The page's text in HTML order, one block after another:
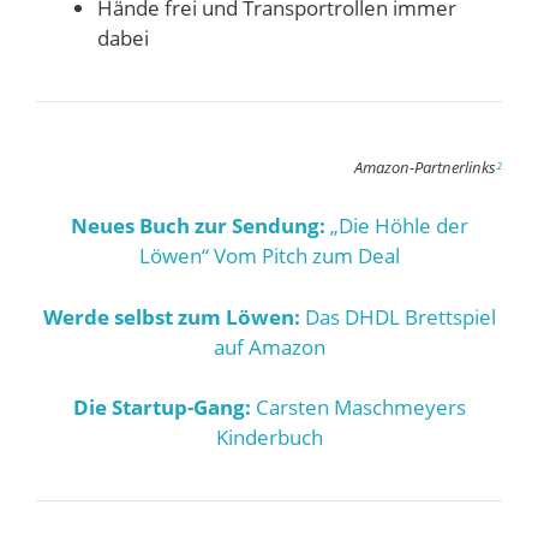
Hände frei und Transportrollen immer
dabei
Amazon-Partnerlinks²
Neues Buch zur Sendung: „Die Höhle der
Löwen“ Vom Pitch zum Deal
Werde selbst zum Löwen: Das DHDL Brettspiel
auf Amazon
Die Startup-Gang: Carsten Maschmeyers
Kinderbuch